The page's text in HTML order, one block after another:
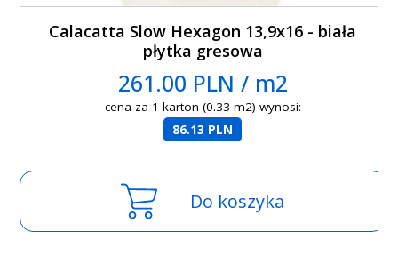
Calacatta Slow Hexagon 13,9x16 - biała
płytka gresowa
261.00 PLN / m2
cena za 1 karton (0.33 m2) wynosi:
86.13 PLN
Do koszyka